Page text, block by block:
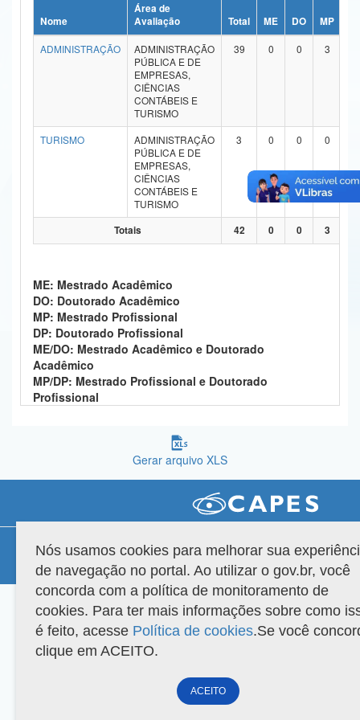
Ministério da Ciência, Tecnologia, Inovações e Comunicações
Ministério do Meio Ambiente
Ministério do Desenvolvimento Regional
Ministério da Mulher, da Família e dos Direitos Humanos
Secretaria de Governo
Advocacia-Geral da União
Banco Central do Brasil
Planalto
Nome
Área de
Avaliação
Total ME DO MP
ADMINISTRAÇÃO
ADMINISTRAÇÃO
PÚBLICA E DE
EMPRESAS,
CIÊNCIAS
CONTÁBEIS E
TURISMO
39 0 0 3
TURISMO
ADMINISTRAÇÃO
PÚBLICA E DE
EMPRESAS,
CIÊNCIAS
CONTÁBEIS E
TURISMO
3 0 0 0
Totais 42 0 0 3
ME: Mestrado Acadêmico
DO: Doutorado Acadêmico
MP: Mestrado Profissional
DP: Doutorado Profissional
ME/DO: Mestrado Acadêmico e Doutorado
Acadêmico
MP/DP: Mestrado Profissional e Doutorado
Profissional
Gerar arquivo XLS
Versão do sistema: 3.88.9 Copyright 2022 Capes. Todos os direitos reservados.
Nós usamos cookies para melhorar sua
de navegação no portal. Ao utilizar o gov.br, você
concorda com a política de monitoramento de
cookies. Para ter mais informações sobre como
é feito, acesse Política de cookies.Se você
clique em ACEITO.
ACEITO